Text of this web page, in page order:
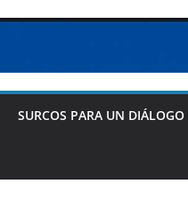
SURCOS PARA UN DIÁLOGO